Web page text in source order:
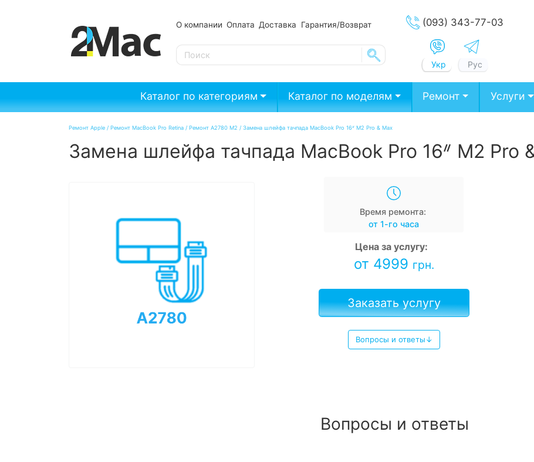
О компании Оплата Доставка Гарантия/Возврат
SE
(093) 343-77-03
Укр Рус
Каталог по категориям Каталог по моделям Ремонт Услуги
Ремонт Apple / Ремонт MacBook Pro Retina / Ремонт A2780 M2 / Замена шлейфа тачпада MacBook Pro 16ᐥ M2 Pro & Max
Замена шлейфа тачпада MacBook Pro 16ᐥ M2 Pro
Время ремонта:
от 1-го часа
Цена за услугу:
от 4999 грн.
Заказать услугу
Вопросы и ответы↓
Вопросы и ответы